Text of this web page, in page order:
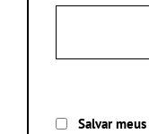
Salvar